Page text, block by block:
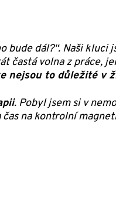
bude dál?“. Naši
častá volna z práce,
nejsou to důležité v
. Pobyl jsem si v
na kontrolní